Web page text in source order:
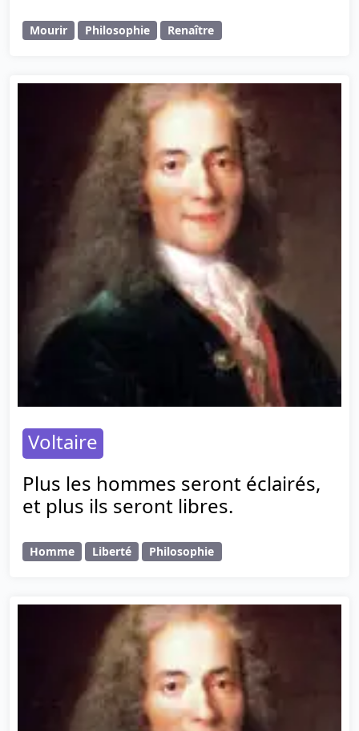
Mourir Philosophie Renaître
Voltaire
Plus les hommes seront éclairés,
et plus ils seront libres.
Homme Liberté Philosophie